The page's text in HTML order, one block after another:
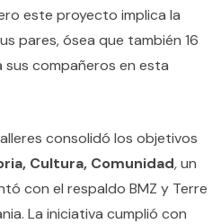
este proyecto implica la
pares, ósea que también 16
compañeros en esta
consolidó los objetivos
Cultura, Comunidad,un
con el respaldo BMZ y Terre
La iniciativa cumplió con